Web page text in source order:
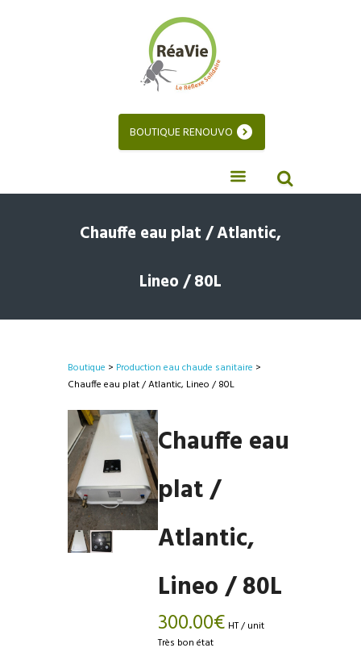
BOUTIQUE RENOUVO
Chauffe eau plat / Atlantic,
Lineo / 80L
Boutique > Production eau chaude sanitaire >
Chauffe eau plat / Atlantic, Lineo / 80L
Chauffe eau
plat /
Atlantic,
Lineo / 80L
300.00€ HT / unit
Très bon état